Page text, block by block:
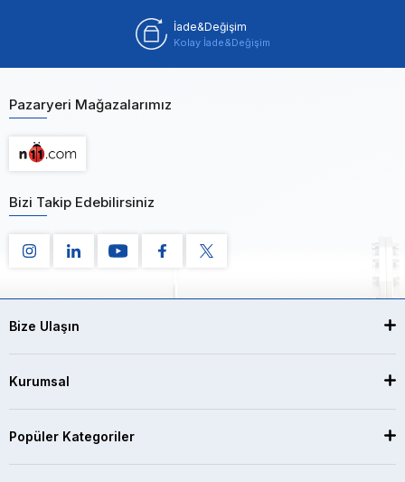
İade&Değişim
Kolay İade&Değişim
Pazaryeri Mağazalarımız
Bizi Takip Edebilirsiniz
Bize Ulaşın
Kurumsal
Popüler Kategoriler